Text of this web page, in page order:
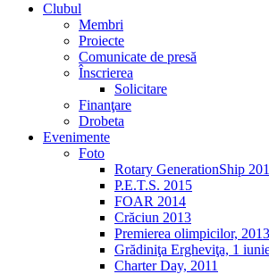
Clubul
Membri
Proiecte
Comunicate de presă
Înscrierea
Solicitare
Finanţare
Drobeta
Evenimente
Foto
Rotary GenerationShip
P.E.T.S. 2015
FOAR 2014
Crăciun 2013
Premierea olimpicilor, 2013
Grădiniţa Ergheviţa, 1
Charter Day, 2011